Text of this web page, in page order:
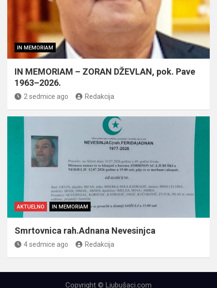
IN MEMORIAM
IN MEMORIAM – ZORAN DŽEVLAN, pok. Pave
1963–2026.
2 sedmice ago Redakcija
AKTUELNO IN MEMORIAM
Smrtovnica rah.Adnana Nevesinjca
4 sedmice ago Redakcija
Copyright © Ljubušaci.com